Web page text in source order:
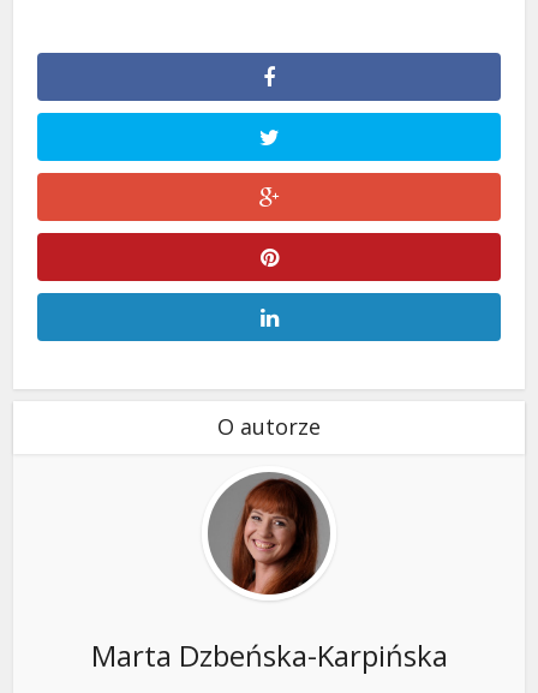
O autorze
Marta Dzbeńska-Karpińska